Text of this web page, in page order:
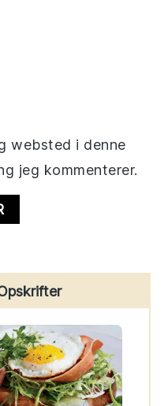
websted i denne
jeg kommenterer.